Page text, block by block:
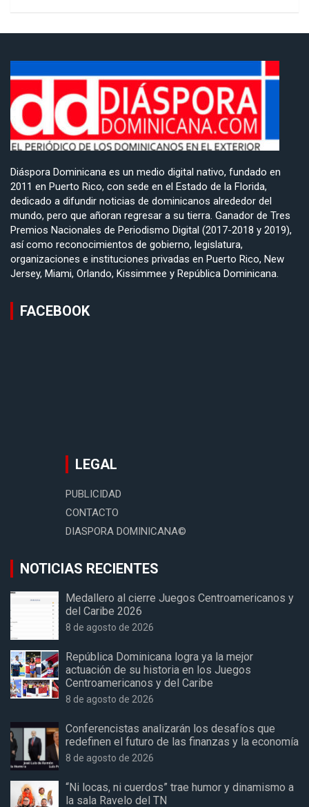
Diáspora Dominicana es un medio digital nativo, fundado en
2011 en Puerto Rico, con sede en el Estado de la Florida,
dedicado a difundir noticias de dominicanos alrededor del
mundo, pero que añoran regresar a su tierra. Ganador de Tres
Premios Nacionales de Periodismo Digital (2017-2018 y 2019),
así como reconocimientos de gobierno, legislatura,
organizaciones e instituciones privadas en Puerto Rico, New
Jersey, Miami, Orlando, Kissimmee y República Dominicana.
FACEBOOK
LEGAL
PUBLICIDAD
CONTACTO
DIASPORA DOMINICANA©
NOTICIAS RECIENTES
Medallero al cierre Juegos Centroamericanos y
del Caribe 2026
8 de agosto de 2026
República Dominicana logra ya la mejor
actuación de su historia en los Juegos
Centroamericanos y del Caribe
8 de agosto de 2026
Conferencistas analizarán los desafíos que
redefinen el futuro de las finanzas y la economía
8 de agosto de 2026
“Ni locas, ni cuerdos” trae humor y dinamismo a
la sala Ravelo del TN